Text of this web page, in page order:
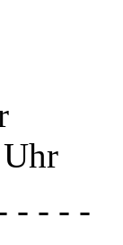
- - - -